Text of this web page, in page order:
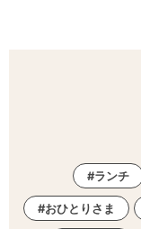
ランチ
おひとりさま